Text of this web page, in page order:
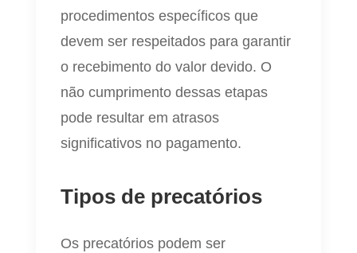
procedimentos específicos que
devem ser respeitados para garantir
o recebimento do valor devido. O
não cumprimento dessas etapas
pode resultar em atrasos
significativos no pagamento.
Tipos de precatórios
Os precatórios podem ser